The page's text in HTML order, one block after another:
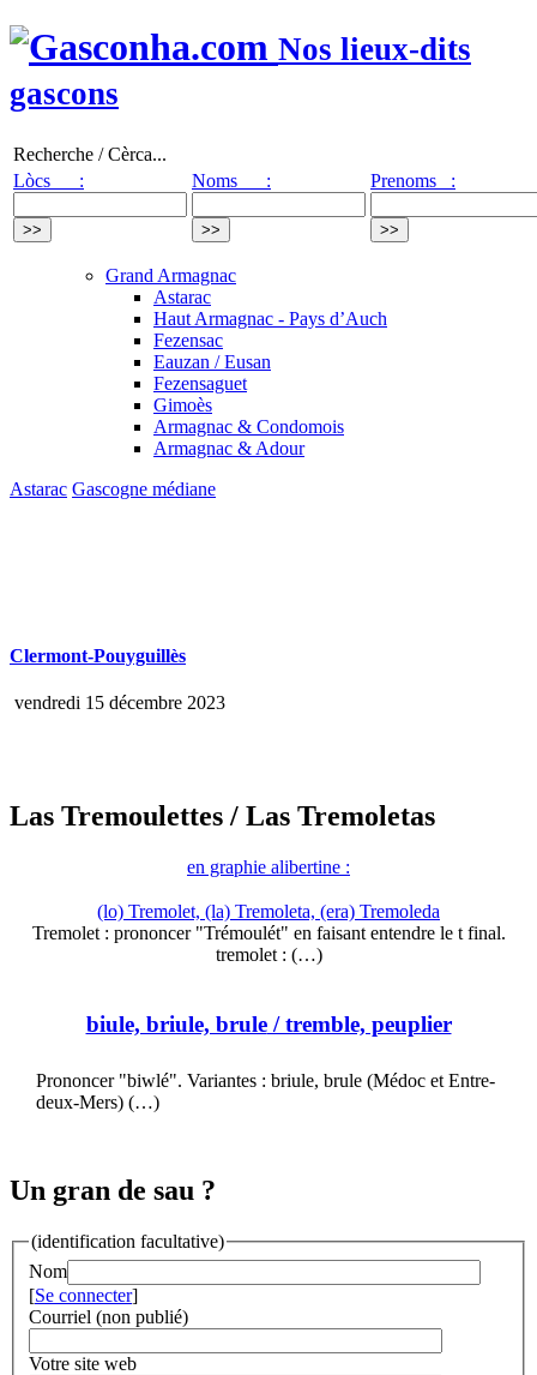
Nos lieux-dits
gascons
Recherche / Cèrca...
Lòcs :
Noms : Prenoms :
Grand Armagnac
Astarac
Haut Armagnac - Pays d’Auch
Fezensac
Eauzan / Eusan
Fezensaguet
Gimoès
Armagnac & Condomois
Armagnac & Adour
Astarac Gascogne médiane
Clermont-Pouyguillès
vendredi 15 décembre 2023
Las Tremoulettes / Las Tremoletas
en graphie alibertine :
(lo) Tremolet, (la) Tremoleta, (era) Tremoleda
Tremolet : prononcer "Trémoulét" en faisant entendre le t final.
tremolet : (…)
biule, briule, brule/ tremble, peuplier
Prononcer "biwlé". Variantes : briule, brule (Médoc et Entre-
deux-Mers) (…)
Un gran de sau ?
(identification facultative)
Nom
[Se connecter]
Courriel (non publié)
Votre site web